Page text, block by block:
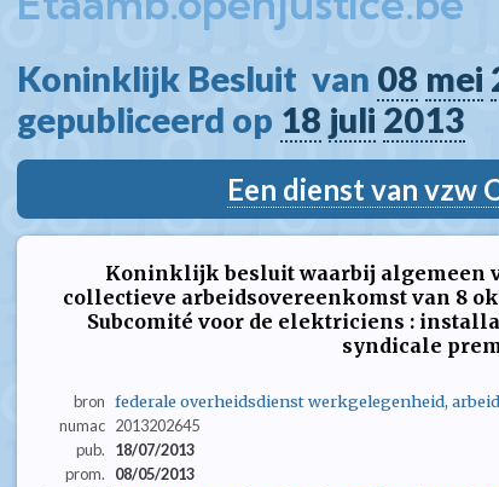
Koninklijk Besluit  van 08 mei
gepubliceerd op 18 juli 2013
Een dienst van vzw
Koninklijk besluit waarbij algemeen
collectieve arbeidsovereenkomst van 8
Subcomité voor de elektriciens :
syndicale
bron federale overheidsdienst werkgelegenheid,
numac 2013202645
pub.
18/07/2013
prom.
08/05/2013